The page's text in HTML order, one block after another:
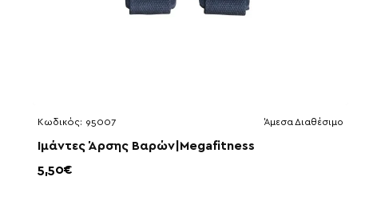
Κωδικός: 95007 Άμεσα Διαθέσιμο
Ιμάντες Άρσης Βαρών|Megafitness
5,50€